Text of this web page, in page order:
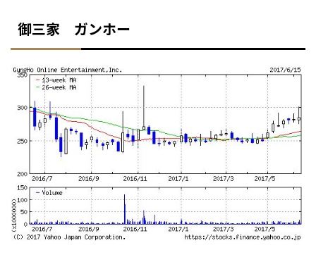
御三家 ガンホー